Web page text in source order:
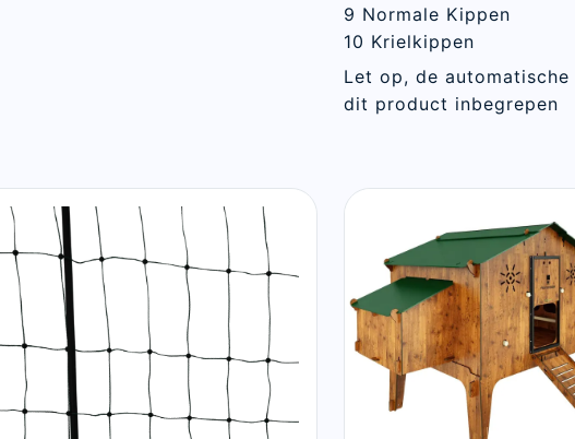
9 Normale Kippen
10 Krielkippen
Let op, de
dit product inbegrepen